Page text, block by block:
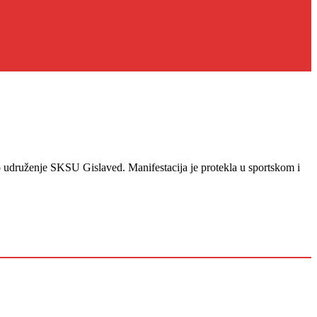
SKSU Gislaved. Manifestacija je protekla u sportskom i